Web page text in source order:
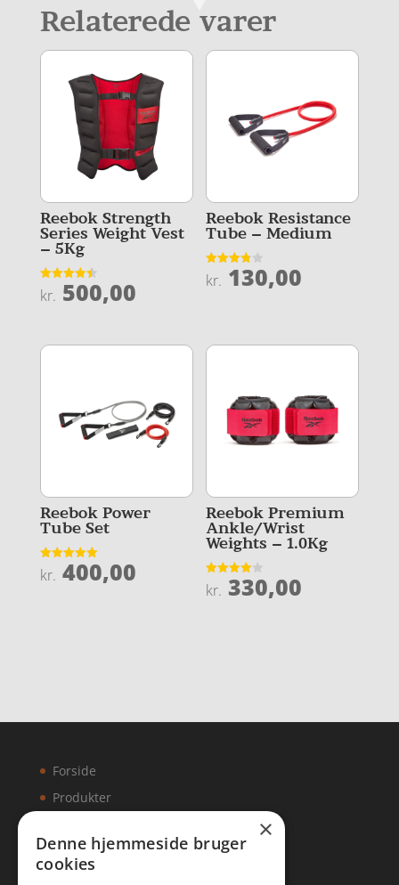
Relaterede varer
Reebok Strength
Series Weight Vest
– 5Kg
Vurderet
4.5
kr. 500,00
Reebok Resistance
Tube – Medium
Vurderet
3.8
kr. 130,00
Reebok Power
Tube Set
Vurderet
5
kr. 400,00
Reebok Premium
Ankle/Wrist
Weights – 1.0Kg
Vurderet
4
kr. 330,00
Forside
Produkter
×
Denne hjemmeside bruger
cookies